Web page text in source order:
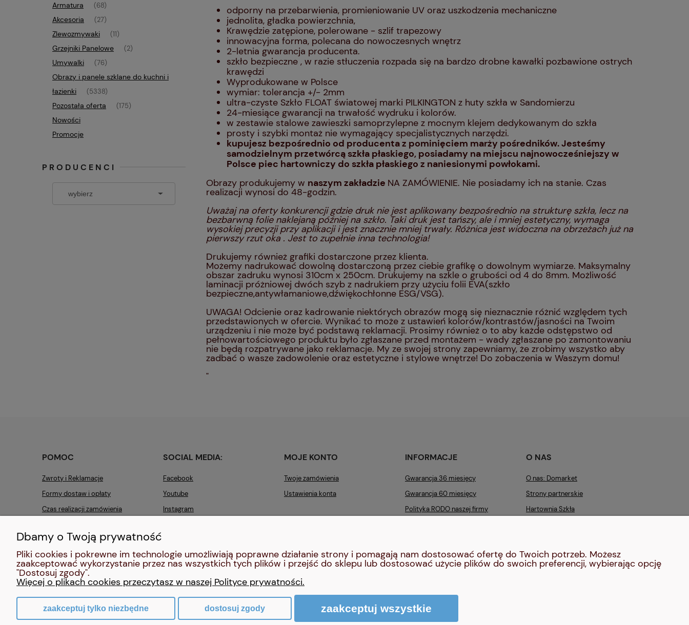
Armatura (68)
Akcesoria (27)
Zlewozmywaki (11)
Grzejniki Panelowe (2)
Umywalki (76)
Obrazy i panele szklane do kuchni i
łazienki
(5338)
Pozostała oferta (175)
Nowości
Promocje
PRODUCENCI
odporny na przebarwienia, promieniowanie UV oraz uszkodzenia mechaniczne
jednolita, gładka powierzchnia,
Krawędzie zatępione, polerowane - szlif trapezowy
innowacyjna forma, polecana do nowoczesnych wnętrz
2-letnia gwarancja producenta.
szkło bezpieczne , w razie stłuczenia rozpada się na bardzo drobne kawałki pozbawione ostrych
krawędzi
Wyprodukowane w Polsce
wymiar: tolerancja +/- 2mm
ultra-czyste Szkło FLOAT światowej marki PILKINGTON z huty szkła w Sandomierzu
24-miesiące gwarancji na trwałość wydruku i kolorów.
w zestawie stalowe zawieszki samoprzylepne z mocnym klejem dedykowanym do szkła
prosty i szybki montaż nie wymagający specjalistycznych narzędzi.
kupujesz bezpośrednio od producenta z pominięciem marży pośredników. Jesteśmy
samodzielnym przetwórcą szkła płaskiego, posiadamy na miejscu najnowocześniejszy w
Polsce piec hartowniczy do szkła płaskiego z naniesionymi powłokami.
Obrazy produkujemy w naszym zakładzie NA ZAMÓWIENIE. Nie posiadamy ich na stanie. Czas
realizacji wynosi do 48-godzin.
Uważaj na oferty konkurencji gdzie druk nie jest aplikowany bezpośrednio na strukturę szkła, lecz na
bezbarwną folie naklejaną później na szkło. Taki druk jest tańszy, ale i mniej estetyczny, wymaga
wysokiej precyzji przy aplikacji i jest znacznie mniej trwały. Różnica jest widoczna na obrzeżach już na
pierwszy rzut oka . Jest to zupełnie inna technologia!
Drukujemy również grafiki dostarczone przez klienta.
Możemy nadrukować dowolną dostarczoną przez ciebie grafikę o dowolnym wymiarze. Maksymalny
obszar zadruku wynosi 310cm x 250cm. Drukujemy na szkle o grubości od 4 do 8mm. Możliwość
laminacji próżniowej dwóch szyb z nadrukiem przy użyciu folii EVA(szkło
bezpieczne,antywłamaniowe,dźwiękochłonne ESG/VSG).
UWAGA! Odcienie oraz kadrowanie niektórych obrazów mogą się nieznacznie różnić względem tych
przedstawionych w ofercie. Wynikać to może z ustawień kolorów/kontrastów/jasności na Twoim
urządzeniu i nie może być podstawą reklamacji. Prosimy również o to aby każde odstępstwo od
pełnowartościowego produktu było zgłaszane przed montażem - wady zgłaszane po zamontowaniu
nie będą rozpatrywane jako reklamacje. My ze swojej strony zapewniamy, że zrobimy wszystko aby
zadbać o wasze zadowolenie oraz estetyczne i stylowe wnętrze! Do zobaczenia w Waszym domu!
"
POMOC
Zwroty i Reklamacje
Formy dostaw i opłaty
Czas realizacji zamówienia
SOCIAL MEDIA:
Facebook
Youtube
Instagram
MOJE KONTO
Twoje zamówienia
Ustawienia konta
INFORMACJE
Gwarancja 36 miesięcy
Gwarancja 60 miesięcy
Polityka RODO naszej firmy
Polityka prywatności
O NAS
O nas: Domarket
Strony partnerskie
Hartownia Szkła
Kontakt
Dbamy o Twoją prywatność
Pliki cookies i pokrewne im technologie umożliwiają poprawne działanie strony i pomagają nam dostosować ofertę do Twoich potrzeb. Możesz
zaakceptować wykorzystanie przez nas wszystkich tych plików i przejść do sklepu lub dostosować użycie plików do swoich preferencji, wybierając opcję
"Dostosuj zgody".
Więcej o plikach cookies przeczytasz w naszej Polityce prywatności.
zaakceptuj tylko niezbędne dostosuj zgody zaakceptuj wszystkie